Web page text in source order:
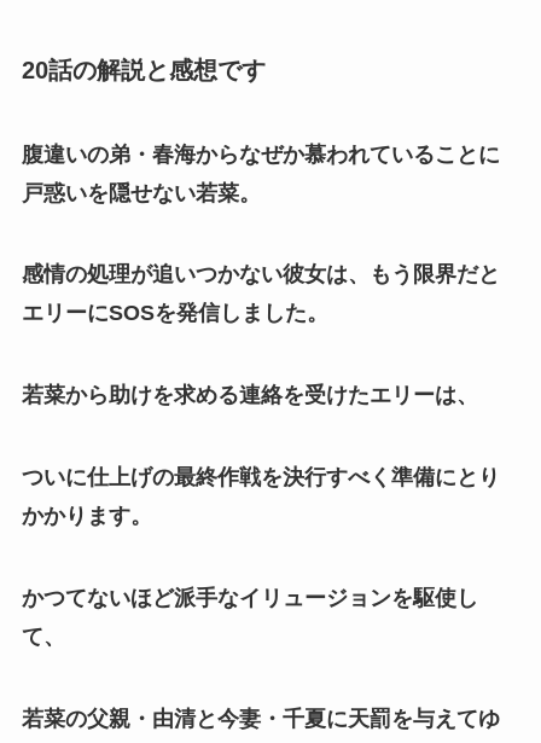
20話の解説と感想です
腹違いの弟・春海からなぜか慕われていることに
戸惑いを隠せない若菜。
感情の処理が追いつかない彼女は、もう限界だと
エリーにSOSを発信しました。
若菜から助けを求める連絡を受けたエリーは、
ついに仕上げの最終作戦を決行すべく準備にとり
かかります。
かつてないほど派手なイリュージョンを駆使し
て、
若菜の父親・由清と今妻・千夏に天罰を与えてゆ